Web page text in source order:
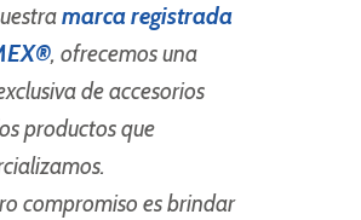
marca registrada
, ofrecemos una
de accesorios
productos que
compromiso es brindar